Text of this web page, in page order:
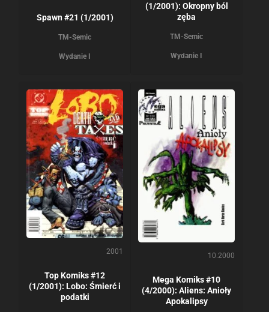
Spawn #21 (1/2001)
TM-Semic
Wydanie I
(1/2001): Okropny ból
zęba
TM-Semic
Wydanie I
2001
Top Komiks #12
(1/2001): Lobo: Śmierć i
podatki
10.2000
Mega Komiks #10
(4/2000): Aliens: Anioły
Apokalipsy